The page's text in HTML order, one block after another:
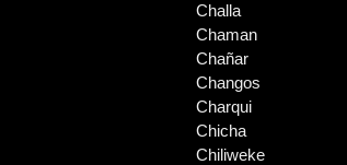
Challa
Chaman
Chañar
Changos
Charqui
Chicha
Chiliweke